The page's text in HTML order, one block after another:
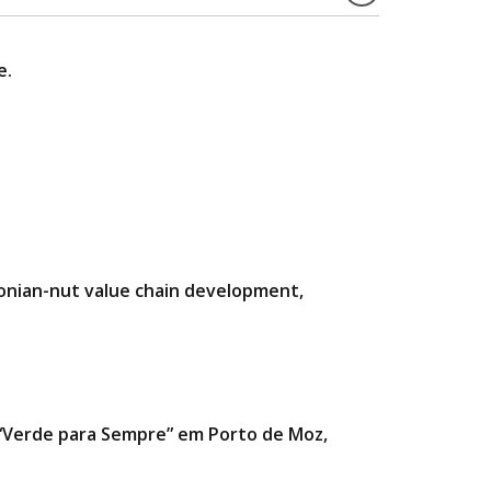
nut value chain development,
para Sempre” em Porto de Moz,